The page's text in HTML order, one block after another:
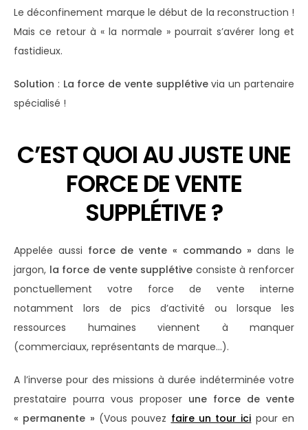
Le déconfinement marque le début de la reconstruction !
Mais ce retour à « la normale » pourrait s’avérer long et
fastidieux.
Solution : La force de vente supplétivevia un partenaire
spécialisé !
C’EST QUOI AU JUSTE UNE
FORCE DE VENTE
SUPPLÉTIVE ?
Appelée aussi force de vente « commando » dans le
jargon, la force de vente supplétive consiste à renforcer
ponctuellement votre force de vente interne
notamment lors de pics d’activité ou lorsque les
ressources humaines viennent à manquer
(commerciaux, représentants de marque…).
A l’inverse pour des missions à durée indéterminée votre
prestataire pourra vous proposer une force de vente
« permanente » (Vous pouvez faire un tour ici pour en